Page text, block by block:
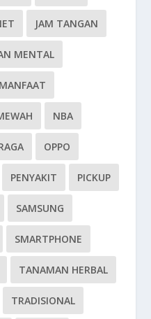
JAM TANGAN
MENTAL
MANFAAT
NBA
OPPO
PENYAKIT PICKUP
SAMSUNG
SMARTPHONE
TANAMAN HERBAL
TRADISIONAL